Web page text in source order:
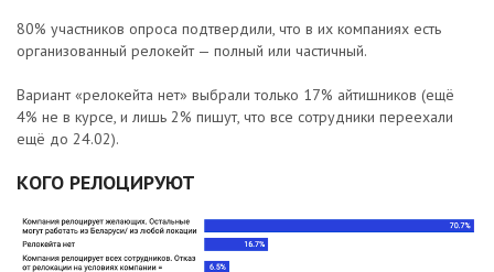
80% участников опроса подтвердили, что в их компаниях есть
организованный релокейт — полный или частичный.
Вариант «релокейта нет» выбрали только 17% айтишников (ещё
4% не в курсе, и лишь 2% пишут, что все сотрудники переехали
ещё до 24.02).
КОГО РЕЛОЦИРУЮТ